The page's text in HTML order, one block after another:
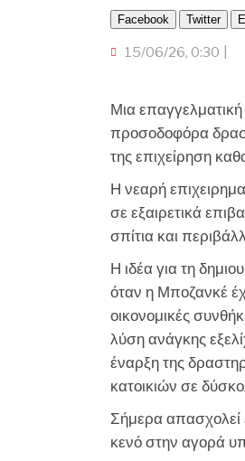
Facebook Twitter
15/06/26, 0:30
Μια επαγγελματική
προσοδοφόρα
της επιχείρηση
Η νεαρή
σε εξαιρετικά
σπίτια και
Η ιδέα για τη
όταν η Μποζανκέ
οικονομικές
λύση ανάγκης
έναρξη της
κατοικιών σε
Σήμερα απασχολεί
κενό στην αγορά